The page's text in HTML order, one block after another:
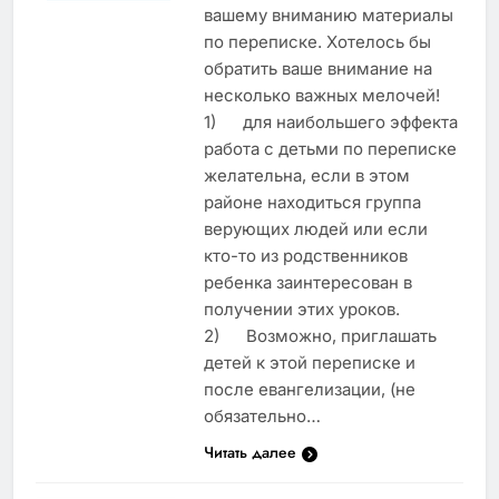
вашему вниманию материалы
по переписке. Хотелось бы
обратить ваше внимание на
несколько важных мелочей!
1) для наибольшего эффекта
работа с детьми по переписке
желательна, если в этом
районе находиться группа
верующих людей или если
кто-то из родственников
ребенка заинтересован в
получении этих уроков.
2) Возможно, приглашать
детей к этой переписке и
после евангелизации, (не
обязательно…
Читать далее